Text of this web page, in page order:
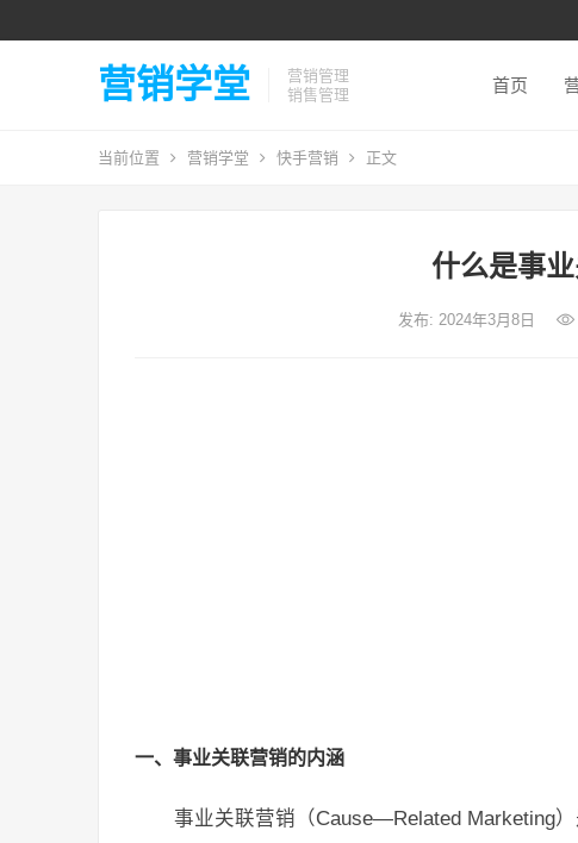
营销学堂
营销管理
销售管理
首页
当前位置 营销学堂 快手营销 正文
什么是事业
发布: 2024年3月8日
一、事业关联营销的内涵
事业关联营销（Cause—Related Marketing